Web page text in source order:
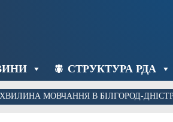
СТРУКТУРА РДА
МОВЧАННЯ В БІЛГОРОД-